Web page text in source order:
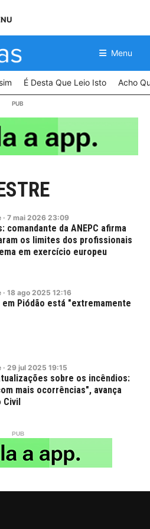
Menu
É Desta Que Leio Isto Acho
· 7 mai 2026 23:09
comandante da ANEPC afirma
os limites dos profissionais
em exercício europeu
· 18 ago 2025 12:16
em Piódão está "extremamente
· 29 jul 2025 19:15
sobre os incêndios:
mais ocorrências", avança
Civil